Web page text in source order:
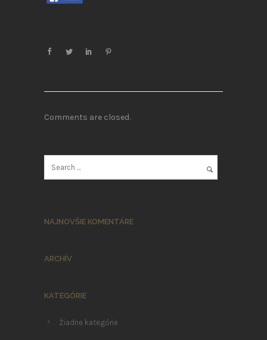
Comments are closed.
NAJNOVŠIE KOMENTÁRE
ARCHÍV
KATEGÓRIE
Žiadne kategórie